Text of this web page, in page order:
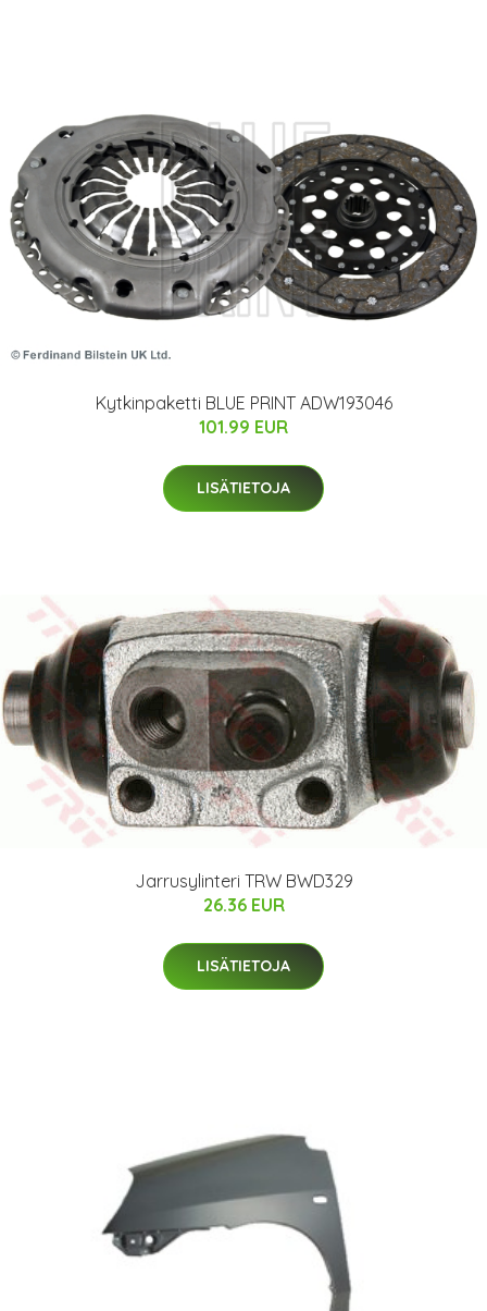
Kytkinpaketti BLUE PRINT ADW193046
101.99 EUR
LISÄTIETOJA
Jarrusylinteri TRW BWD329
26.36 EUR
LISÄTIETOJA